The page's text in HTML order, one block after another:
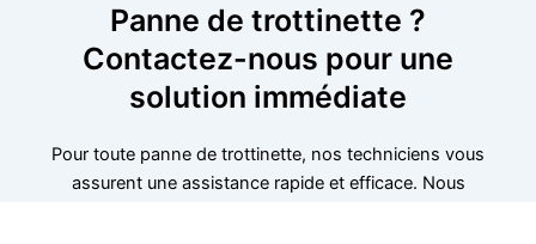
Panne de trottinette ?
Contactez-nous pour une
solution immédiate
Pour toute panne de trottinette, nos techniciens vous
assurent une assistance rapide et efficace. Nous